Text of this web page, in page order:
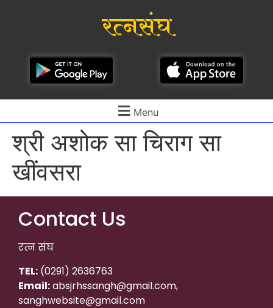
रत्नसंघ
Menu
श्री अशोक सा चिराग सा
खींवसरा
Contact Us
रत्न संघ
TEL: (0291) 2636763
Email:absjrhssangh@gmail.com,
sanghwebsite@gmail.com